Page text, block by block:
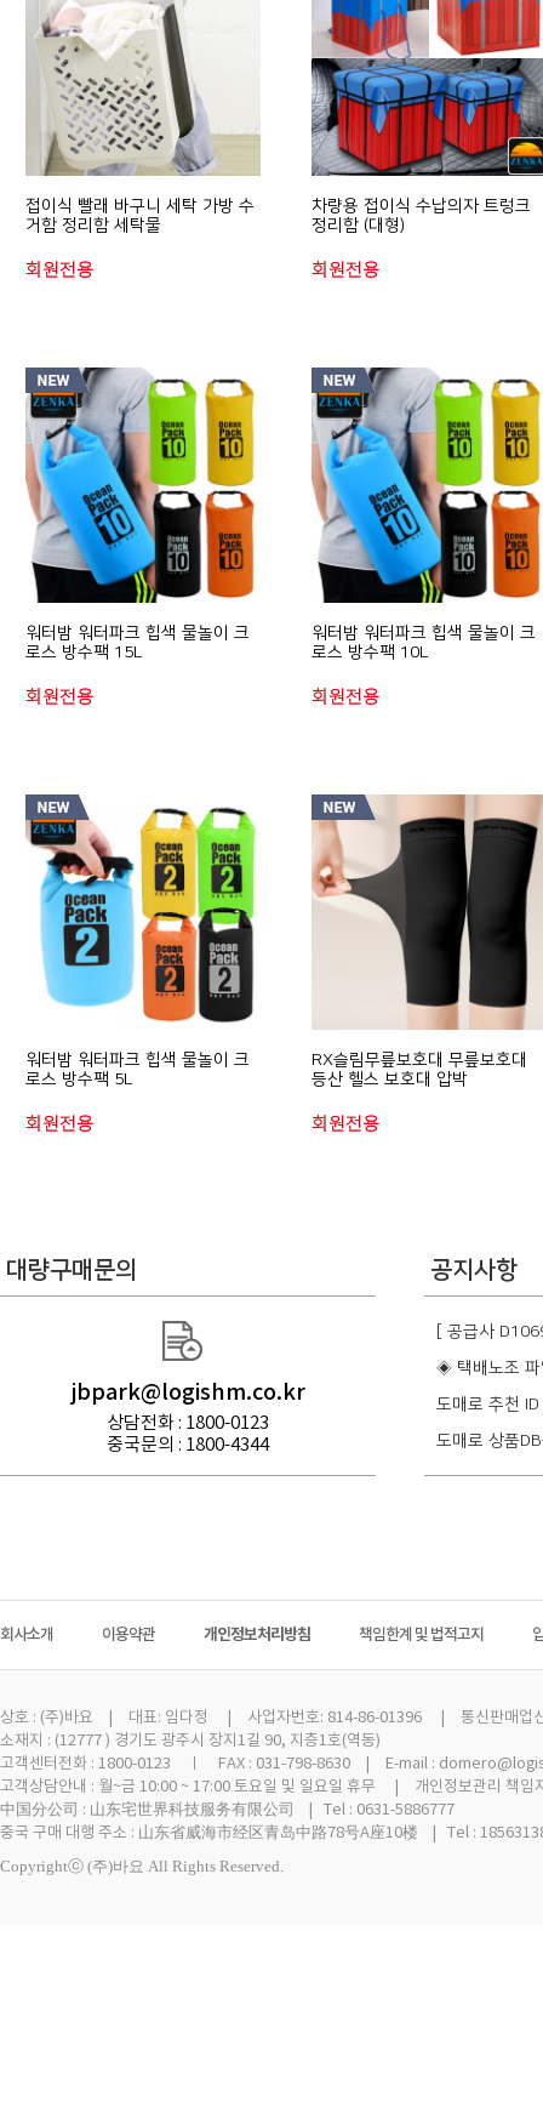
접이식 빨래 바구니 세탁 가방 수
거함 정리함 세탁물
회원전용
차량용 접이식 수납의자 트렁크
정리함 (대형)
회원전용
워터밤 워터파크 힙색 물놀이 크
로스 방수팩 15L
회원전용
워터밤 워터파크 힙색 물놀이 크
로스 방수팩 10L
회원전용
워터밤 워터파크 힙색 물놀이 크
로스 방수팩 5L
회원전용
RX슬림무릎보호대 무릎보호대
등산 헬스 보호대 압박
회원전용
대량구매문의
jbpark@logishm.co.kr
상담전화 : 1800-0123
중국문의 : 1800-4344
공지사항
[ 공급사
◈ 택배노조 파
도매로 추천
도매로 상품
회사소개 이용약관 개인정보처리방침 책임한계 및 법적고지
상호 : (주)바요 | 대표: 임다정 | 사업자번호: 814-86-01396 | 통신판매업신
소재지 : (12777 ) 경기도 광주시 장지1길 90, 지층1호(역동)
고객센터전화 : 1800-0123 ㅣ FAX : 031-798-8630 | E-mail :
고객상담안내 : 월~금 10:00 ~ 17:00 토요일 및 일요일 휴무 | 개인정보관리 책임
中国分公司 : 山东宅世界科技服务有限公司 | Tel : 0631-5886777
중국 구매 대행 주소 : 山东省威海市经区青岛中路78号A座10楼 | Tel :
Copyrightⓒ (주)바요 All Rights Reserved.